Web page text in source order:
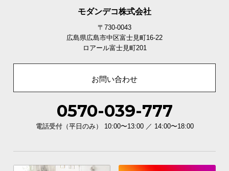
モダンデコ株式会社
〒730-0043
広島県広島市中区富士見町16-22
ロアール富士見町201
お問い合わせ
0570-039-777
電話受付（平日のみ） 10:00〜13:00 ／ 14:00〜18:00